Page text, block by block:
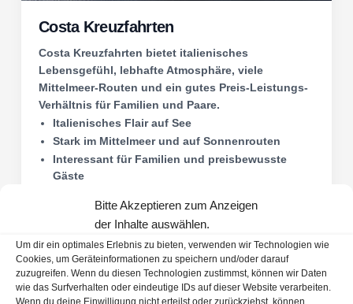
Bitte Akzeptieren zum Anzeigen
der Inhalte auswählen.
Um dir ein optimales Erlebnis zu bieten, verwenden wir Technologien wie
Cookies, um Geräteinformationen zu speichern und/oder darauf
zuzugreifen. Wenn du diesen Technologien zustimmst, können wir Daten
wie das Surfverhalten oder eindeutige IDs auf dieser Website verarbeiten.
Wenn du deine Einwilligung nicht erteilst oder zurückziehst, können
Costa Kreuzfahrten
Costa Kreuzfahrten bietet italienisches
Lebensgefühl, lebhafte Atmosphäre, viele
Mittelmeer-Routen und ein gutes Preis-Leistungs-
Verhältnis für Familien und Paare.
Italienisches Flair auf See
Stark im Mittelmeer und auf Sonnenrouten
Interessant für Familien und preisbewusste
Gäste
Alle Infos zu Costa Kreuzfahrten